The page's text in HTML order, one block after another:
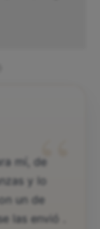
“
mí, de
y lo
un de
las envió .